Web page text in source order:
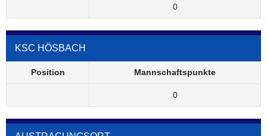
0
KSC HÖSBACH
Position Mannschaftspunkte
0